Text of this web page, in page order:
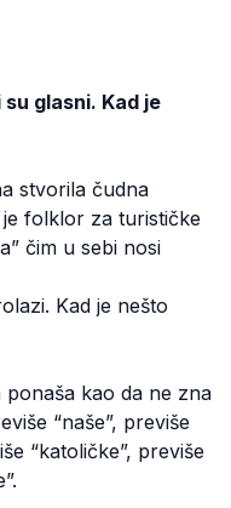
su glasni. Kad je
stvorila čudna
folklor za turističke
čim u sebi nosi
Kad je nešto
kao da ne zna
“naše”, previše
“katoličke”, previše